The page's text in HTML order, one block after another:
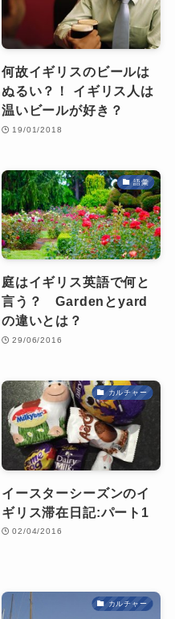
何故イギリスのビールは
ぬるい？！ イギリス人は
温いビールが好き？
19/01/2018
語彙
庭はイギリス英語で何と
言う？ Gardenとyard
の違いとは？
29/06/2016
カルチャー
イースターシーズンのイ
ギリス滞在日記:パート1
02/04/2016
カルチャー